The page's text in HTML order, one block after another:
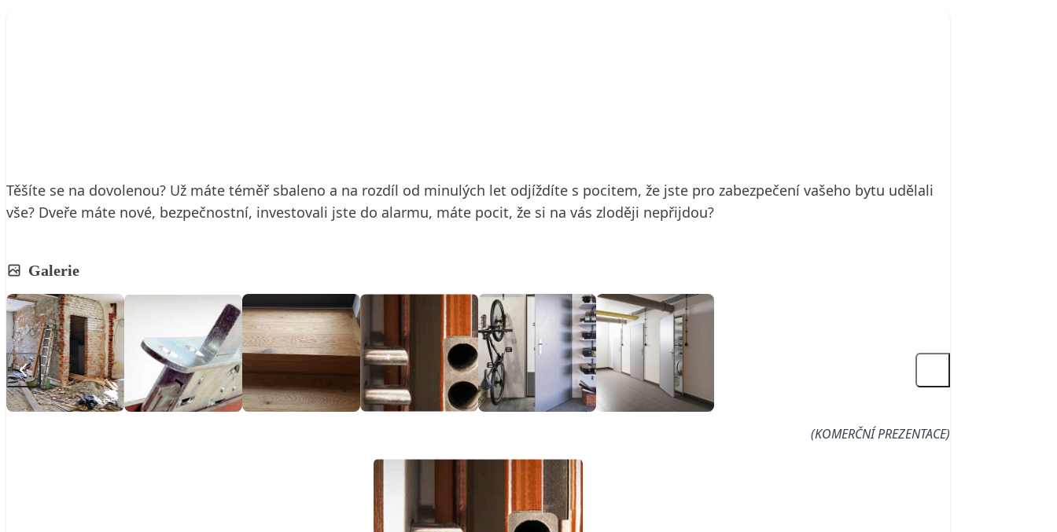
Těšíte se na dovolenou? Už máte téměř sbaleno a na rozdíl od minulých let odjíždíte s pocitem, že jste pro zabezpečení vašeho bytu udělali
vše? Dveře máte nové, bezpečnostní, investovali jste do alarmu, máte pocit, že si na vás zloději nepřijdou?
Galerie
(KOMERČNÍ PREZENTACE)